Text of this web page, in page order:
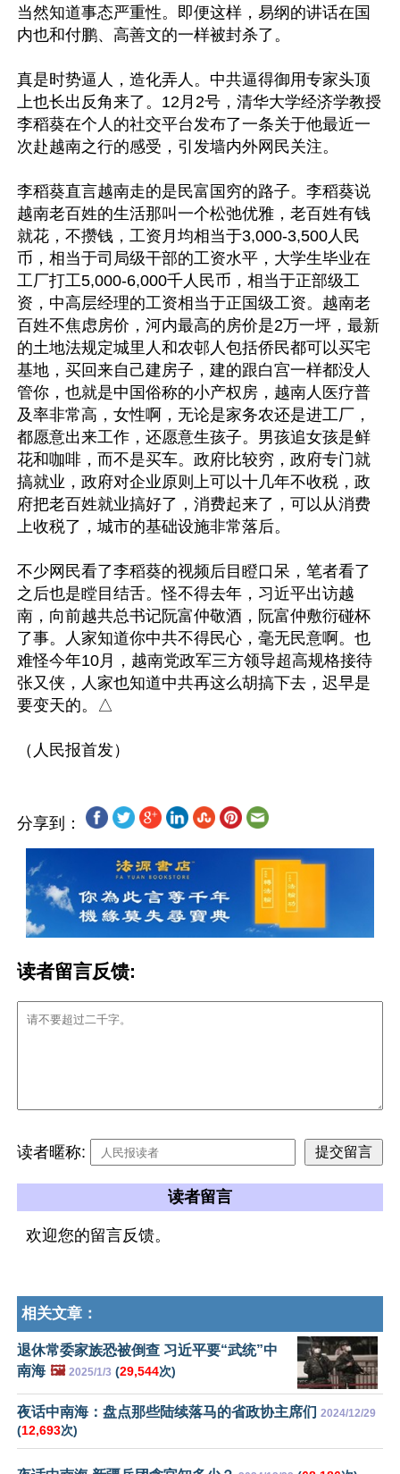
当然知道事态严重性。即便这样，易纲的讲话在国
内也和付鹏、高善文的一样被封杀了。
真是时势逼人，造化弄人。中共逼得御用专家头顶
上也长出反角来了。12月2号，清华大学经济学教授
李稻葵在个人的社交平台发布了一条关于他最近一
次赴越南之行的感受，引发墙内外网民关注。
李稻葵直言越南走的是民富国穷的路子。李稻葵说
越南老百姓的生活那叫一个松弛优雅，老百姓有钱
就花，不攒钱，工资月均相当于3,000-3,500人民
币，相当于司局级干部的工资水平，大学生毕业在
工厂打工5,000-6,000千人民币，相当于正部级工
资，中高层经理的工资相当于正国级工资。越南老
百姓不焦虑房价，河内最高的房价是2万一坪，最新
的土地法规定城里人和农邨人包括侨民都可以买宅
基地，买回来自己建房子，建的跟白宫一样都没人
管你，也就是中国俗称的小产权房，越南人医疗普
及率非常高，女性啊，无论是家务农还是进工厂，
都愿意出来工作，还愿意生孩子。男孩追女孩是鲜
花和咖啡，而不是买车。政府比较穷，政府专门就
搞就业，政府对企业原则上可以十几年不收税，政
府把老百姓就业搞好了，消费起来了，可以从消费
上收税了，城市的基础设施非常落后。
不少网民看了李稻葵的视频后目瞪口呆，笔者看了
之后也是瞠目结舌。怪不得去年，习近平出访越
南，向前越共总书记阮富仲敬酒，阮富仲敷衍碰杯
了事。人家知道你中共不得民心，毫无民意啊。也
难怪今年10月，越南党政军三方领导超高规格接待
张又侠，人家也知道中共再这么胡搞下去，迟早是
要变天的。△
分享到：
读者留言反馈:
读者暱称:
读者留言
欢迎您的留言反馈。
相关文章：
退休常委家族恐被倒查 习近平要“武统”中
南海 🖼️ 2025/1/3 (29,544次)
夜话中南海：盘点那些陆续落马的省政协主席们 2024/12/29
(12,693次)